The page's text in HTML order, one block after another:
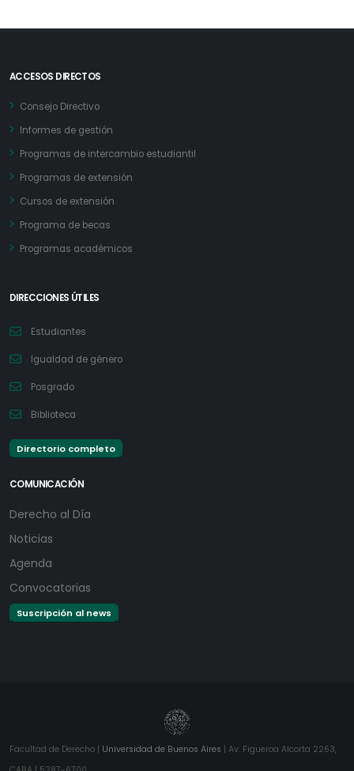
ACCESOS DIRECTOS
Consejo Directivo
Informes de gestión
Programas de intercambio estudiantil
Programas de extensión
Cursos de extensión
Programa de becas
Programas académicos
DIRECCIONES ÚTILES
Estudiantes
Igualdad de género
Posgrado
Biblioteca
Directorio completo
COMUNICACIÓN
Derecho al Día
Noticias
Agenda
Convocatorias
Suscripción al news
Facultad de Derecho | Universidad de Buenos Aires | Av. Figueroa Alcorta 2263,